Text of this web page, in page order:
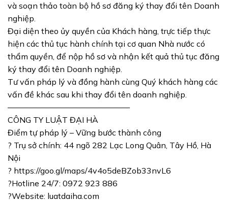
và soạn thảo toàn bộ hồ sơ đăng ký thay đổi tên Doanh
nghiệp.
Đại diện theo ủy quyền của Khách hàng, trực tiếp thực
hiện các thủ tục hành chính tại cơ quan Nhà nước có
thẩm quyền, để nộp hồ sơ và nhận kết quả thủ tục đăng
ký thay đổi tên Doanh nghiệp.
Tư vấn pháp lý và đồng hành cùng Quý khách hàng các
vấn đề khác sau khi thay đổi tên doanh nghiệp.
———————————————
CÔNG TY LUẬT ĐẠI HÀ
Điểm tự pháp lý – Vững bước thành công
? Trụ sở chính: 44 ngõ 282 Lạc Long Quân, Tây Hồ, Hà
Nội
? https://goo.gl/maps/4v4o5deBZob33nvL6
?Hotline 24/7: 0972 923 886
?Website: luatdaiha.com